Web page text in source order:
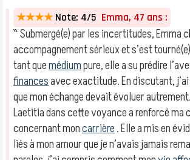
★★★★ Note: 4/5 Emma, 47 ans :
‶ Submergé(e) par les incertitudes, Emma
accompagnement sérieux et s’est
tant quemédiumpure, elle a su prédire
financesavec exactitude. En discutant,
que mon échange devait évoluer
Laetitia dans cette voyance a renforcé ma
concernant moncarrière. Elle a mis en
liés à mon amour que je n’avais jamais